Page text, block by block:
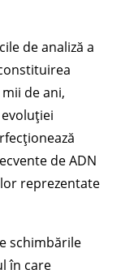
de analiză a
de ani,
de ADN
reprezentate
schimbările
în care